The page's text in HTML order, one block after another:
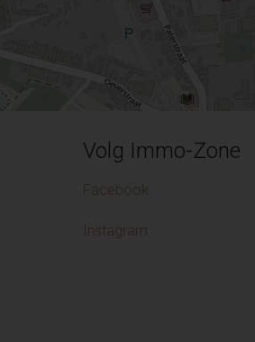
Volg Immo-Zone
Facebook
Instagram